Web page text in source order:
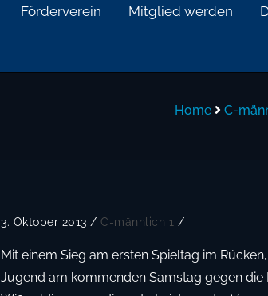
Förderverein Mitglied werden
Home C-
3. Oktober 2013 / C-männlich 1 /
Mit einem Sieg am ersten Spieltag im
Jugend am kommenden Samstag gegen die